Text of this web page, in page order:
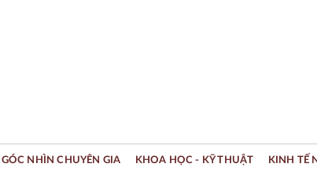
GÓC NHÌN CHUYÊN GIA KHOA HỌC - KỸ THUẬT KINH TẾ